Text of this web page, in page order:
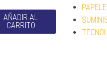
AÑADIR AL
CARRITO